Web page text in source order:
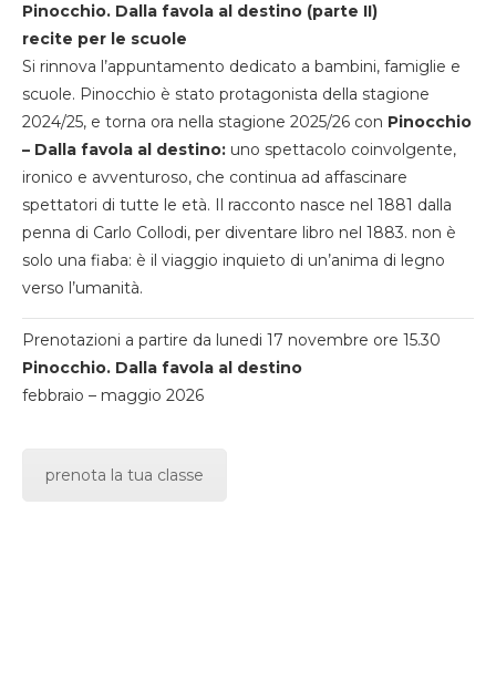
Pinocchio. Dalla favola al destino (parte II)
recite per le scuole
Si rinnova l’appuntamento dedicato a bambini, famiglie e
scuole. Pinocchio è stato protagonista della stagione
2024/25, e torna ora nella stagione 2025/26 con Pinocchio
– Dalla favola al destino: uno spettacolo coinvolgente,
ironico e avventuroso, che continua ad affascinare
spettatori di tutte le età. Il racconto nasce nel 1881 dalla
penna di Carlo Collodi, per diventare libro nel 1883. non è
solo una fiaba: è il viaggio inquieto di un’anima di legno
verso l’umanità.
Prenotazioni a partire da lunedi 17 novembre ore 15.30
Pinocchio. Dalla favola al destino
febbraio – maggio 2026
prenota la tua classe